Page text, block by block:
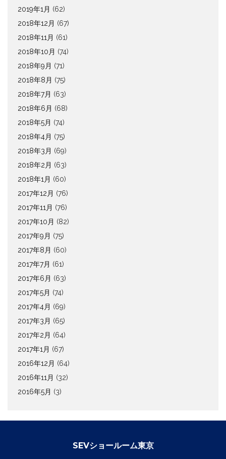
2019年1月 (62)
2018年12月 (67)
2018年11月 (61)
2018年10月 (74)
2018年9月 (71)
2018年8月 (75)
2018年7月 (63)
2018年6月 (68)
2018年5月 (74)
2018年4月 (75)
2018年3月 (69)
2018年2月 (63)
2018年1月 (60)
2017年12月 (76)
2017年11月 (76)
2017年10月 (82)
2017年9月 (75)
2017年8月 (60)
2017年7月 (61)
2017年6月 (63)
2017年5月 (74)
2017年4月 (69)
2017年3月 (65)
2017年2月 (64)
2017年1月 (67)
2016年12月 (64)
2016年11月 (32)
2016年5月 (3)
SEVショールーム東京